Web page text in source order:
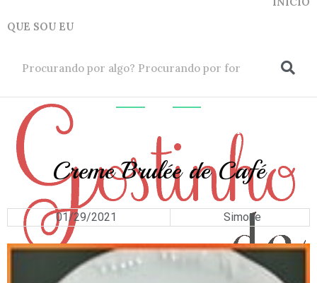
QUE SOU EU
SOBREMESAS
Creme Brulée de Café
01/29/2021 Simone